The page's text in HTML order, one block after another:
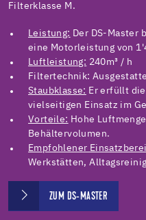
Filterklasse M.
Leistung: Der DS-Master
eine Motorleistung von
Luftleistung: 240m³ / h
Filtertechnik:
Staubklasse: Er erfüllt
vielseitigen Einsatz im
Vorteile: Hohe
Behältervolumen.
Empfohlener
Werkstätten,
ZUM DS-MASTER